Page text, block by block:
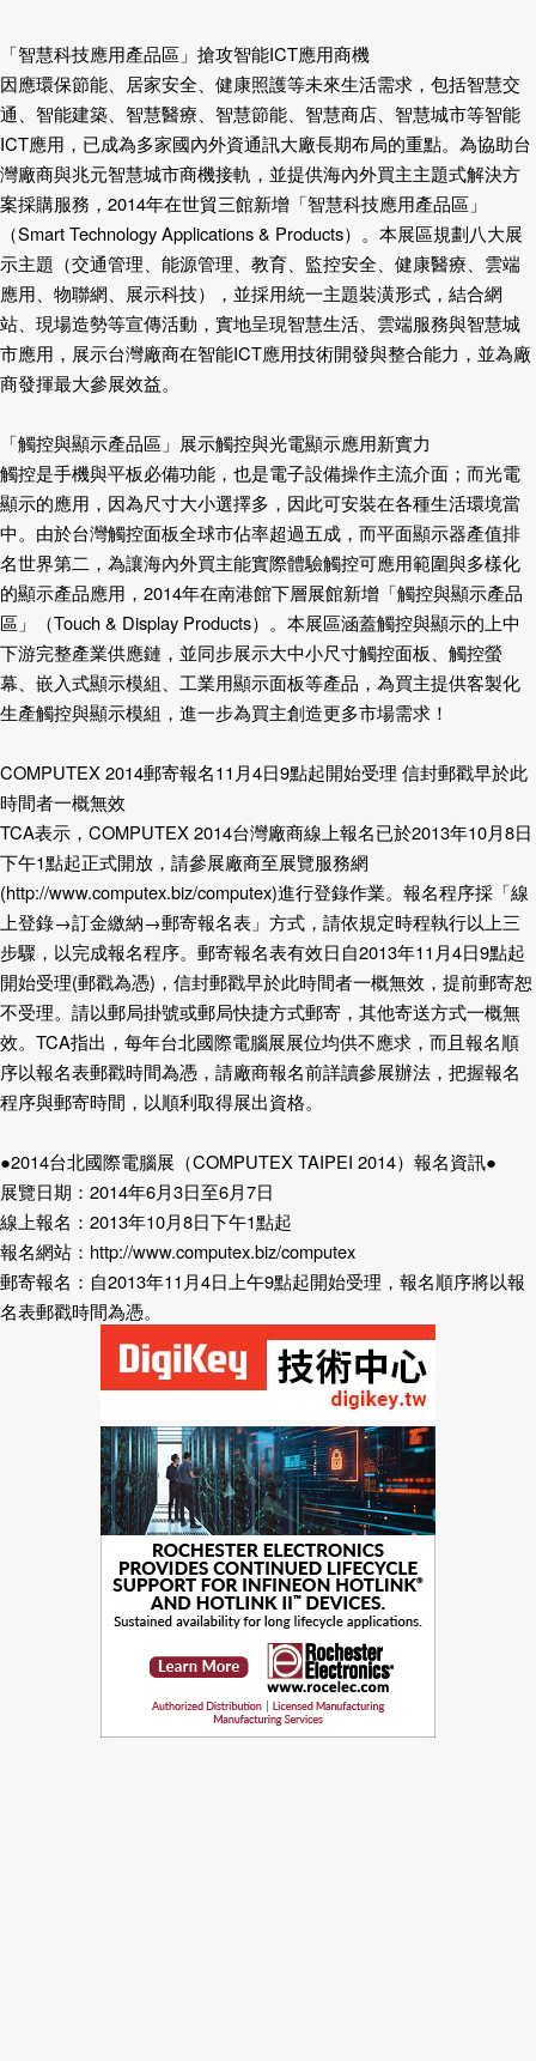
「智慧科技應用產品區」搶攻智能ICT應用商機
因應環保節能、居家安全、健康照護等未來生活需求，包括智慧交
通、智能建築、智慧醫療、智慧節能、智慧商店、智慧城市等智能
ICT應用，已成為多家國內外資通訊大廠長期布局的重點。為協助台
灣廠商與兆元智慧城市商機接軌，並提供海內外買主主題式解決方
案採購服務， 2014年在世貿三館新增「智慧科技應用產品區」
（Smart Technology Applications & Products）。本展區規劃八大展
示主題（交通管理、能源管理、教育、監控安全、健康醫療、雲端
應用、物聯網、展示科技），並採用統一主題裝潢形式，結合網
站、現場造勢等宣傳活動，實地呈現智慧生活、雲端服務與智慧城
市應用，展示台灣廠商在智能ICT應用技術開發與整合能力，並為廠
商發揮最大參展效益。
「觸控與顯示產品區」展示觸控與光電顯示應用新實力
觸控是手機與平板必備功能，也是電子設備操作主流介面；而光電
顯示的應用，因為尺寸大小選擇多，因此可安裝在各種生活環境當
中。由於台灣觸控面板全球市佔率超過五成，而平面顯示器產值排
名世界第二，為讓海內外買主能實際體驗觸控可應用範圍與多樣化
的顯示產品應用， 2014年在南港館下層展館新增「觸控與顯示產品
區」（Touch & Display Products）。本展區涵蓋觸控與顯示的上中
下游完整產業供應鏈，並同步展示大中小尺寸觸控面板、觸控螢
幕、嵌入式顯示模組、工業用顯示面板等產品，為買主提供客製化
生產觸控與顯示模組，進一步為買主創造更多市場需求！
COMPUTEX 2014郵寄報名11 月4日9點起開始受理 信封郵戳早於此
時間者一概無效
TCA表示 ， COMPUTEX 2014台灣廠商線上報名已於2013年10月8日
下午1點起正式開放 ， 請參展廠商至展覽服務網
(http://www.computex.biz/computex)進行登錄作業。報名程序採「線
上登錄→訂金繳納→郵寄報名表」方式，請依規定時程執行以上三
步驟，以完成報名程序。郵寄報名表有效日自2013年11 月4日9點起
開始受理(郵戳為憑) ，信封郵戳早於此時間者一概無效，提前郵寄恕
不受理。請以郵局掛號或郵局快捷方式郵寄，其他寄送方式一概無
效。 TCA指出，每年台北國際電腦展展位均供不應求，而且報名順
序以報名表郵戳時間為憑，請廠商報名前詳讀參展辦法，把握報名
程序與郵寄時間，以順利取得展出資格。
●2014台北國際電腦展（COMPUTEX TAIPEI 2014）報名資訊●
展覽日期： 2014年6月3日至6月7日
線上報名： 2013年10月8日下午1點起
報名網站： http://www.computex.biz/computex
郵寄報名：自2013年11 月4日 上午9點起開始受理，報名順序將以報
名表郵戳時間為憑。